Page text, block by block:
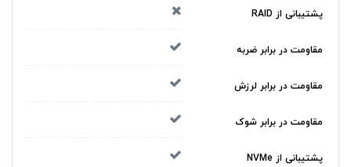
پشتیبانی از RAID
مقاومت در برابر ضربه
مقاومت در برابر لرزش
مقاومت در برابر شوک
پشتیبانی از NVMe